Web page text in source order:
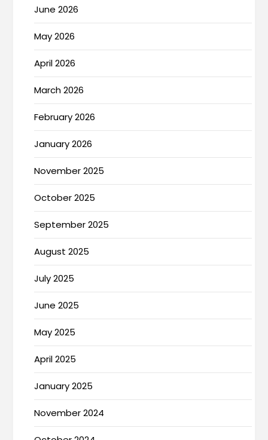
June 2026
May 2026
April 2026
March 2026
February 2026
January 2026
November 2025
October 2025
September 2025
August 2025
July 2025
June 2025
May 2025
April 2025
January 2025
November 2024